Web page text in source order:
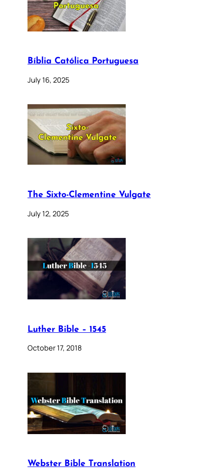
Bíblia Católica Portuguesa
July 16, 2025
The Sixto-Clementine Vulgate
July 12, 2025
Luther Bible – 1545
October 17, 2018
Webster Bible Translation